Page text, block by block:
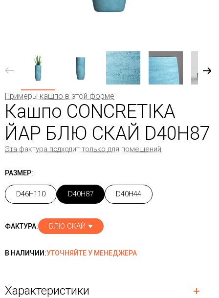
Примеры кашпо в этой форме
Кашпо CONCRETIKA
ЙАР БЛЮ СКАЙ D40H87
Эта фактура подходит только для помещений
РАЗМЕР:
D46H110 D40H87 D40H44
ФАКТУРА: БЛЮ СКАЙ
В НАЛИЧИИ:УТОЧНЯЙТЕ У МЕНЕДЖЕРА
Характеристики